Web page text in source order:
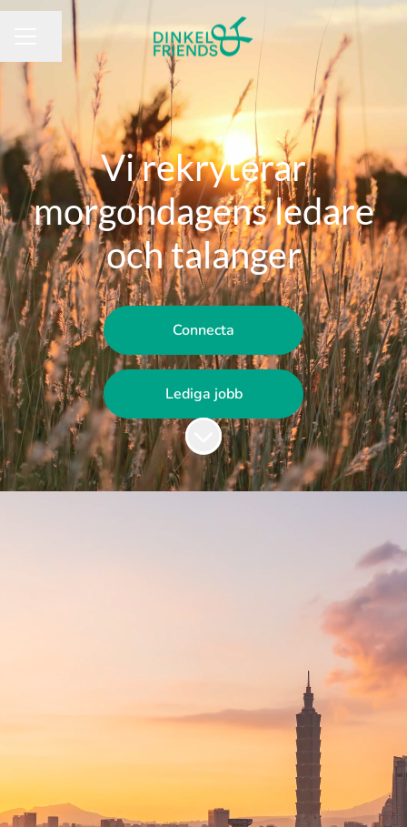
KARRIÄRMENY
Dela sidan
Vi rekryterar
morgondagens ledare
och talanger
Connecta
Lediga jobb
Skrolla för mer innehåll
rekrytering inom tech
och engineering.
Vi hjälper designers, ingenjörer och
utvecklare och kopplar samman dem med
möjligheter vi vet att de kommer att älska.
På Dinkel & Friends har vi en enkel idé. Vi
parar ihop människor och företag som vi